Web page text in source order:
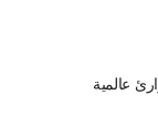
عالمية